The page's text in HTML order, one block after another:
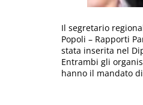
Il segretario
Popoli – Rapporti
stata inserita nel
Entrambi gli
hanno il mandato